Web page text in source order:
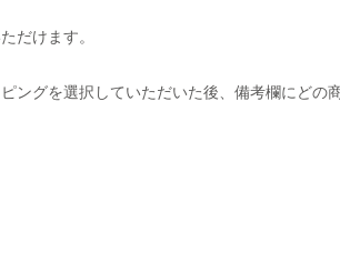
だけます。
ングを選択していただいた後、備考欄にどの